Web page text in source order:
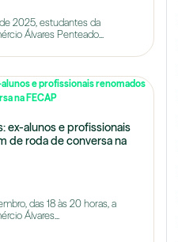
2025, estudantes da
Álvares Penteado...
ex-alunos e profissionais
de roda de conversa na
das 18 às 20 horas, a
Álvares...